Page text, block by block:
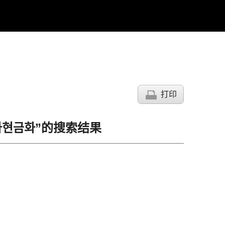
打印
금화”的搜索结果